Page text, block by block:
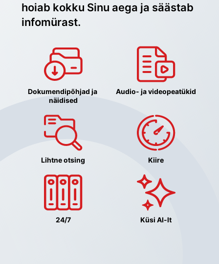
hoiab kokku Sinu aega ja säästab
infomürast.
Dokumendipõhjad ja
näidised
Audio- ja videopeatükid
Lihtne otsing Kiire
24/7 Küsi AI-lt